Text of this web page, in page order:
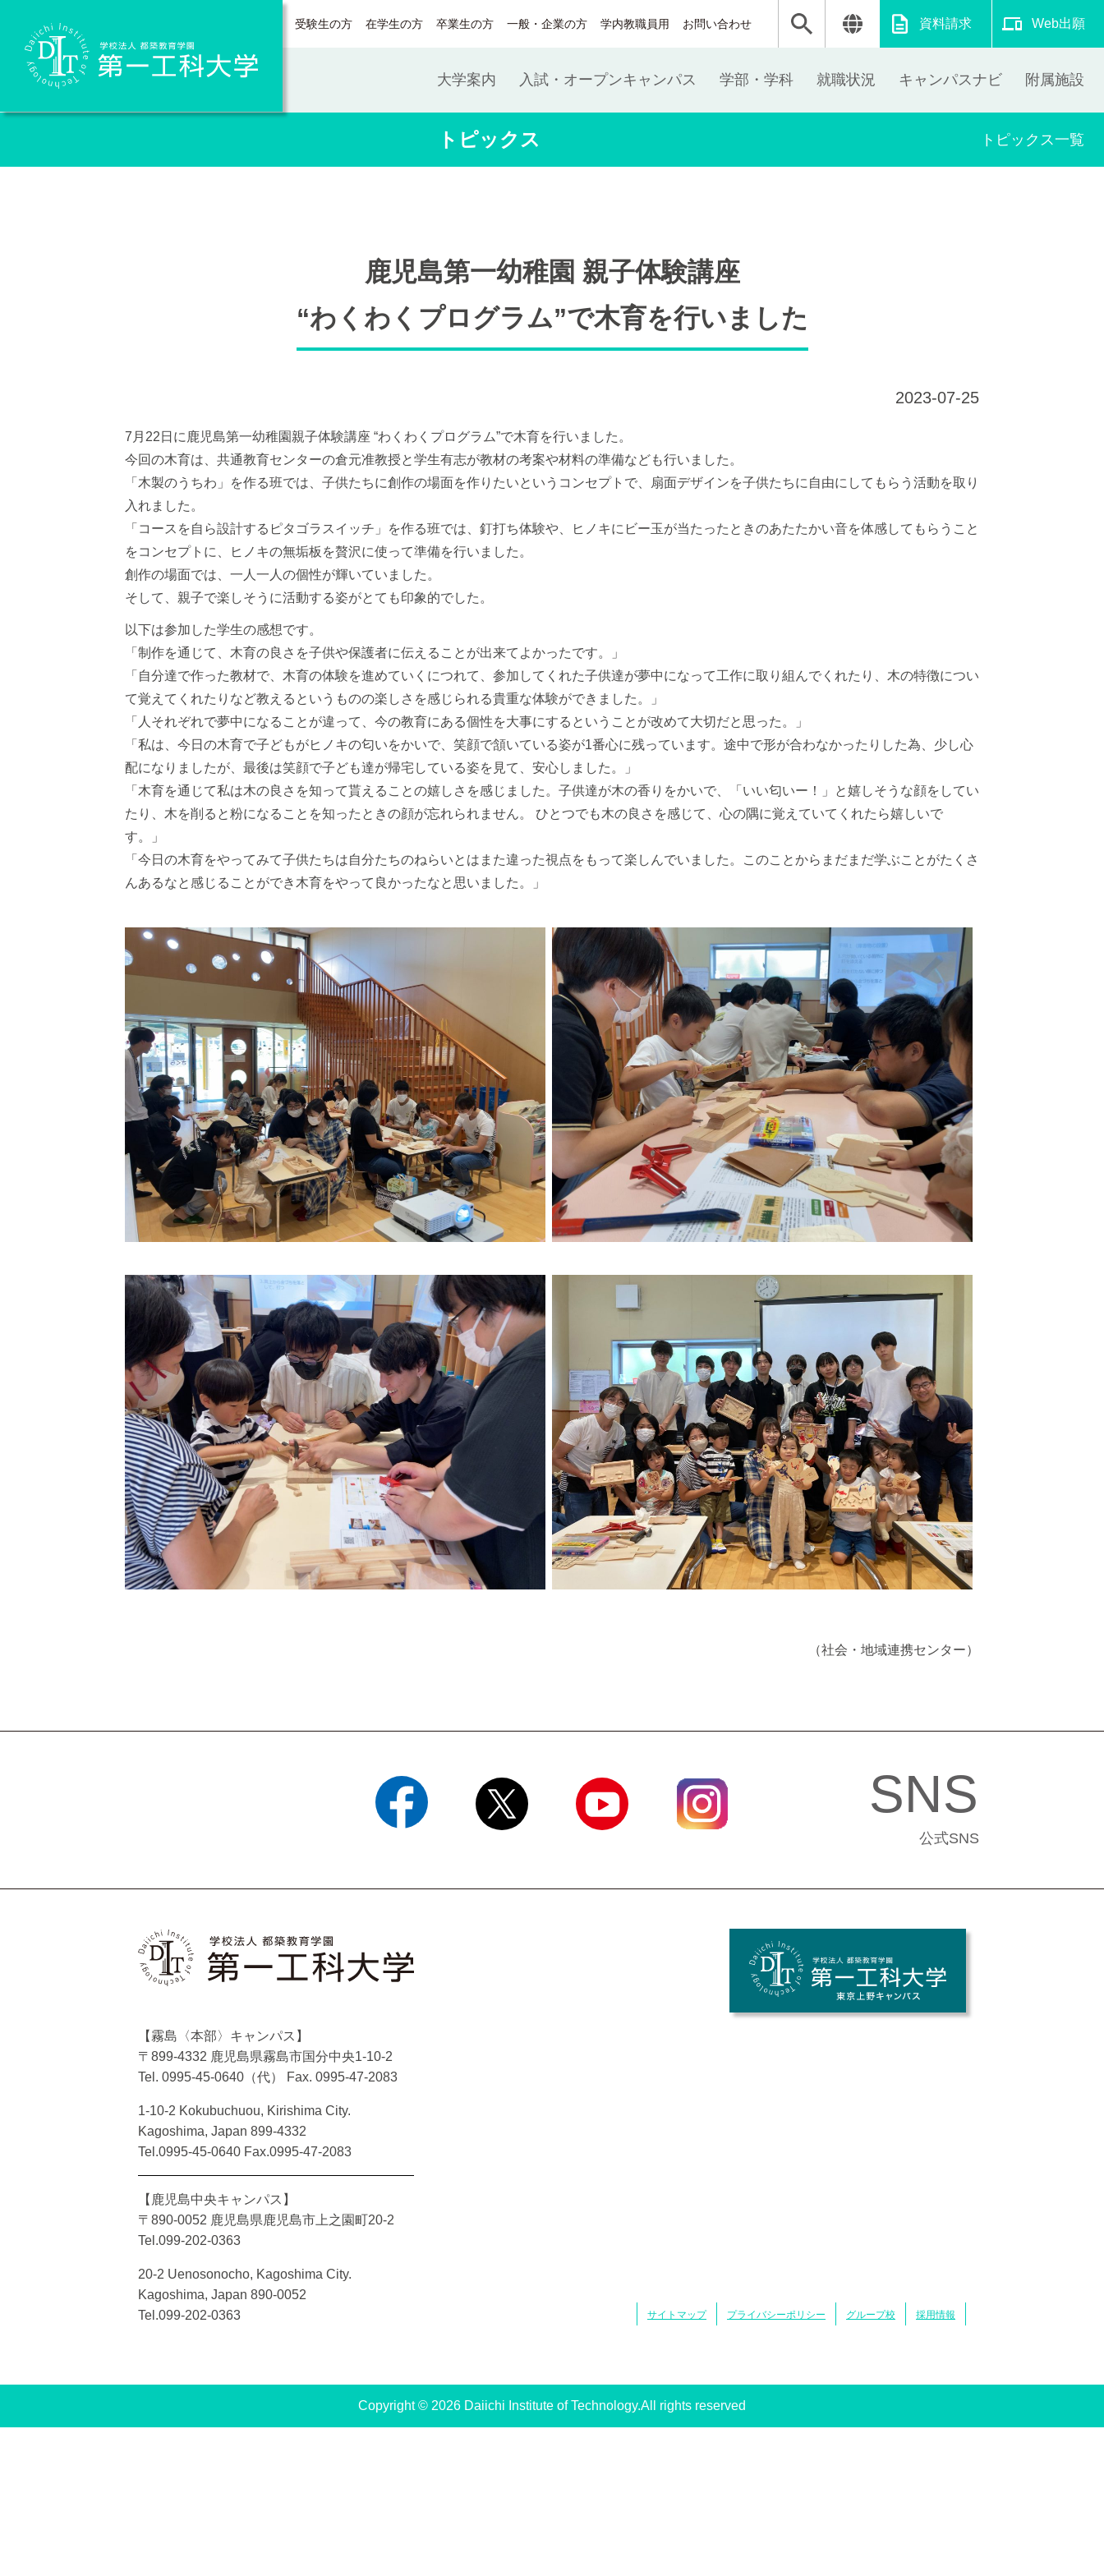
受験生の方 在学生の方 卒業生の方 一般・企業の方 学内教職員用 お問い合わせ 資料請求 Web出願
Daiichi Institute of Technology 大学案内 入試・オープンキャンパス 学部・学科 就職状況 キャンパスナビ 附属施設
トピックス トピックス一覧
⿅児島第⼀幼稚園 親⼦体験講座
“わくわくプログラム”で⽊育を⾏いました
2023-07-25
7⽉22⽇に⿅児島第⼀幼稚園親⼦体験講座 “わくわくプログラム”で⽊育を⾏いました。
今回の⽊育は、共通教育センターの倉元准教授と学⽣有志が教材の考案や材料の準備なども⾏いました。
「⽊製のうちわ」を作る班では、⼦供たちに創作の場⾯を作りたいというコンセプトで、扇⾯デザインを⼦供たちに⾃由にしてもらう活動を取り
⼊れました。
「コースを⾃ら設計するピタゴラスイッチ」を作る班では、釘打ち体験や、ヒノキにビー⽟が当たったときのあたたかい⾳を体感してもらうこと
をコンセプトに、ヒノキの無垢板を贅沢に使って準備を⾏いました。
創作の場⾯では、⼀⼈⼀⼈の個性が輝いていました。
そして、親⼦で楽しそうに活動する姿がとても印象的でした。
以下は参加した学⽣の感想です。
「制作を通じて、⽊育の良さを⼦供や保護者に伝えることが出来てよかったです。」
「⾃分達で作った教材で、⽊育の体験を進めていくにつれて、参加してくれた⼦供達が夢中になって⼯作に取り組んでくれたり、⽊の特徴につい
て覚えてくれたりなど教えるというものの楽しさを感じられる貴重な体験ができました。」
「⼈それぞれで夢中になることが違って、今の教育にある個性を⼤事にするということが改めて⼤切だと思った。」
「私は、今⽇の⽊育で⼦どもがヒノキの匂いをかいで、笑顔で頷いている姿が1番⼼に残っています。途中で形が合わなかったりした為、少し⼼
配になりましたが、最後は笑顔で⼦ども達が帰宅している姿を⾒て、安⼼しました。」
「⽊育を通じて私は⽊の良さを知って貰えることの嬉しさを感じました。⼦供達が⽊の⾹りをかいで、「いい匂いー！」と嬉しそうな顔をしてい
たり、⽊を削ると粉になることを知ったときの顔が忘れられません。 ひとつでも⽊の良さを感じて、⼼の隅に覚えていてくれたら嬉しいで
す。」
「今⽇の⽊育をやってみて⼦供たちは⾃分たちのねらいとはまた違った視点をもって楽しんでいました。このことからまだまだ学ぶことがたくさ
んあるなと感じることができ⽊育をやって良かったなと思いました。」
（社会・地域連携センター）
SNS
公式SNS
【霧島〈本部〉キャンパス】
〒899-4332 鹿児島県霧島市国分中央1-10-2
Tel. 0995-45-0640（代）
Fax. 0995-47-2083
1-10-2 Kokubuchuou, Kirishima City.
Kagoshima, Japan 899-4332
Tel.0995-45-0640 Fax.0995-47-2083
【鹿児島中央キャンパス】
〒890-0052 鹿児島県鹿児島市上之園町20-2
Tel.099-202-0363
20-2 Uenosonocho, Kagoshima City.
Kagoshima, Japan 890-0052
Tel.099-202-0363
サイトマップ プライバシーポリシー グループ校 採用情報
Copyright © 2026 Daiichi Institute of Technology.All rights reserved